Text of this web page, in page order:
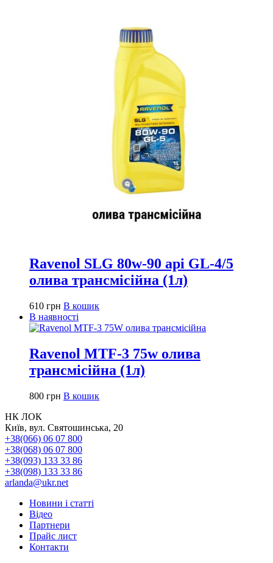
Ravenol SLG 80w-90 api GL-4/5
олива трансмісійна (1л)
610 грн В кошик
В наявності
Ravenol MTF-3 75w олива
трансмісійна (1л)
800 грн В кошик
НК ЛОК
Київ, вул. Святошинська, 20
+38(066) 06 07 800
+38(068) 06 07 800
+38(093) 133 33 86
+38(098) 133 33 86
arlanda@ukr.net
Новини і статті
Відео
Партнери
Прайс лист
Контакти